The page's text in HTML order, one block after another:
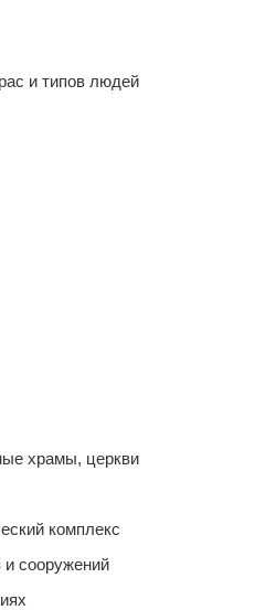
и типов людей
храмы, церкви
комплекс
и сооружений